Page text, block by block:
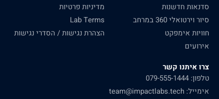
סדנאות חדשנות
סיור וירטואלי 360 במרחב
חוויות אימפקט
אירועים
מדיניות פרטיות
Lab Terms
הצהרת נגישות / הסדרי נגישות
צרו איתנו קשר
טלפון: 079-555-1444
אימייל: team@impactlabs.tech